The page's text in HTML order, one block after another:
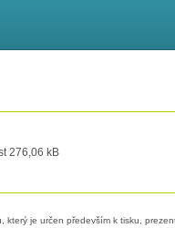
276,06 kB
je určen především k tisku,